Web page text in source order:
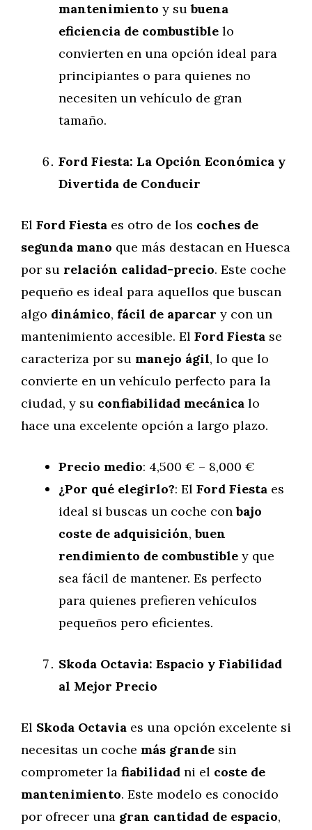
mantenimiento y subuena
eficiencia de combustible lo
convierten en una opción ideal para
principiantes o para quienes no
necesiten un vehículo de gran
tamaño.
Ford Fiesta: La Opción Económica y
Divertida de Conducir
El Ford Fiesta es otro de los coches de
segunda mano que más destacan en Huesca
por su relación calidad-precio. Este coche
pequeño es ideal para aquellos que buscan
algo dinámico, fácil de aparcar y con un
mantenimiento accesible. El Ford Fiesta se
caracteriza por su manejo ágil, lo que lo
convierte en un vehículo perfecto para la
ciudad, y su confiabilidad mecánica lo
hace una excelente opción a largo plazo.
Precio medio: 4,500 € – 8,000 €
¿Por qué elegirlo?: El Ford Fiesta es
ideal si buscas un coche conbajo
coste de adquisición,buen
rendimiento de combustible y que
sea fácil de mantener. Es perfecto
para quienes prefieren vehículos
pequeños pero eficientes.
Skoda Octavia: Espacio y Fiabilidad
al Mejor Precio
El Skoda Octavia es una opción excelente si
necesitas un coche más grande sin
comprometer la fiabilidad ni el coste de
mantenimiento. Este modelo es conocido
por ofrecer una gran cantidad de espacio,